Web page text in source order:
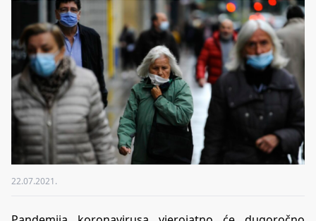
22.07.2021.